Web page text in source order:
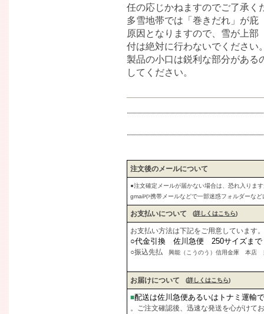
任の応じかねますのでご了承く
多雪地帯では「巻きだれ」が庇
原因となりますので、雪が上
付は絶対に行わないでください
製品の小口は鋭利な部分がある
してください。
注文後のメールについて
●注文確定メールが届かない場合は、恐れ入りま
gmailや携帯メールなどで一部迷惑フォルダーな
お支払いについて (詳しくはこちら)
お支払い方法は下記をご用意しています。
○代金引換 佐川急便 250サイズま
○振込先払 興能（こうのう）信用金庫 本店
お届けについて (詳しくはこちら)
■配送は佐川急便あるいはトナミ運輸
。ご注文確認後、迅速な発送を心がけて